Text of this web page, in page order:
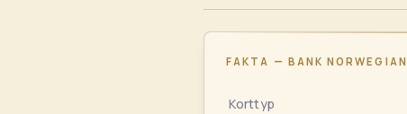
FAKTA — BANK NORWEGIAN
Korttyp